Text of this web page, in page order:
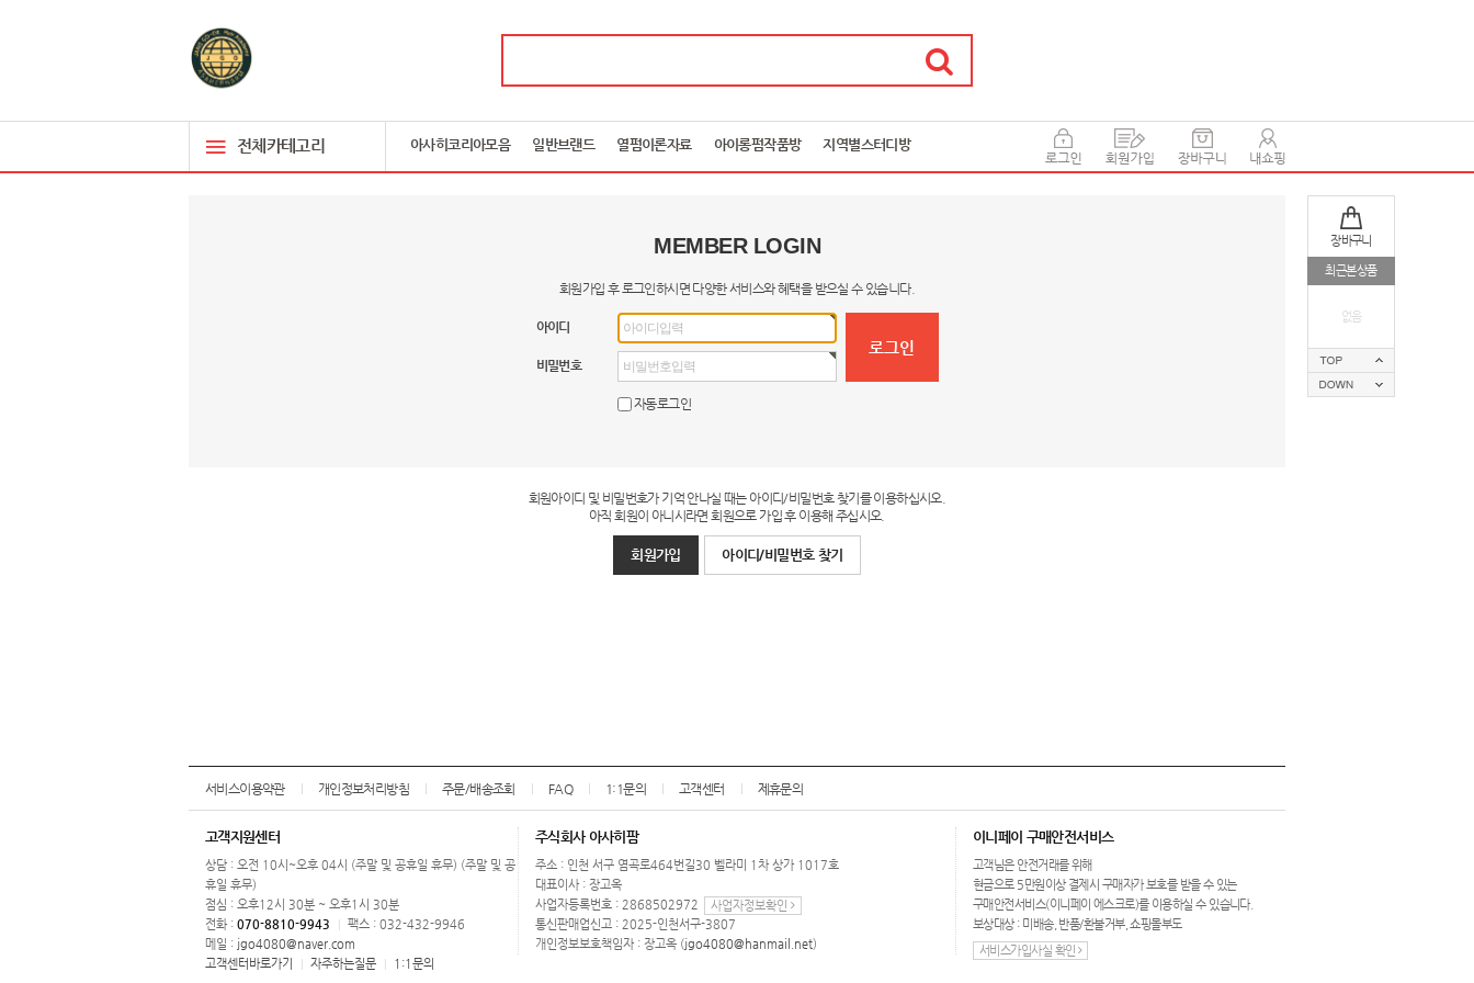
전체카테고리 아사히코리아모음 일반브랜드 열펌이론자료 아이롱펌작품방 지역별스터디방
장바구니
최근본상품
없음
MEMBER LOGIN
회원가입 후 로그인하시면 다양한 서비스와 혜택을 받으실 수 있습니다.
아이디
비밀번호
자동로그인
회원아이디 및 비밀번호가 기억 안나실 때는 아이디/비밀번호 찾기를 이용하십시오.
아직 회원이 아니시라면 회원으로 가입 후 이용해 주십시오.
회원가입 아이디/비밀번호 찾기
서비스이용약관 개인정보처리방침 주문/배송조회 FAQ 1:1문의 고객센터 제휴문의
고객지원센터
상담 : 오전 10시~오후 04시 (주말 및 공휴일 휴무) (주말 및 공
휴일 휴무)
점심 : 오후12시 30분 ~ 오후1시 30분
전화 : 070-8810-9943
팩스 : 032-432-9946
메일 : jgo4080@naver.com
고객센터바로가기
자주하는질문 1:1문의
주식회사 아사히팜
주소 : 인천 서구 염곡로464번길30 벨라미 1차 상가 1017호
대표이사 : 장고옥
사업자등록번호 : 2868502972
사업자정보확인
통신판매업신고 : 2025-인천서구-3807
개인정보보호책임자 : 장고옥 (jgo4080@hanmail.net)
이니페이 구매안전서비스
고객님은 안전거래를 위해
현금으로 5만원이상 결제시 구매자가 보호를 받을 수 있는
구매안전서비스(이니페이 에스크로)를 이용하실 수 있습니다.
보상대상 : 미배송, 반품/환불거부, 쇼핑몰부도
서비스가입사실 확인